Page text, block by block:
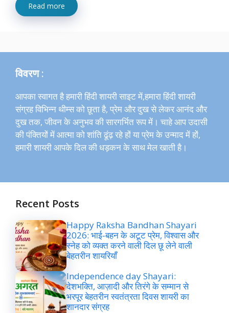
Read more
विवरण :
आपका स्वागत है हमारी हिंदी शायरी साइट में,हमारा हिंदी शायरी
संग्रह विभिन्न थीम्स को छूता है, प्रेम और दुख से लेकर आनंद और
दुख तक, जीवन के अनुभव की सारगर्भित रूप में। चाहे आप उदासी
की पंक्तियों में आत्मा को शांति ढूंढ़ रहे हों या प्रेम के उन्माद में हों,
हमारी शायरी आपके दिल की धड़कन के साथ मेल खाती है।
Recent Posts
Happy Raksha Bandhan Shayari
2026: भाई-बहन के अटूट प्रेम, विश्वास और
स्नेह को व्यक्त करने वाली दिल छू लेने वाली
बेहतरीन शायरियाँ
Independence day Shayari:
देशभक्ति, आज़ादी और तिरंगे के सम्मान से
भरपूर बेहतरीन स्वतंत्रता दिवस शायरी का
शानदार संग्रह